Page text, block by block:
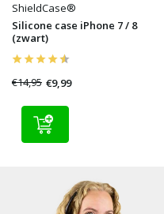
ShieldCase®
Silicone case iPhone 7 / 8
(zwart)
€14,95 €9,99